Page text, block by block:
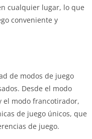
cualquier lugar, lo que
conveniente y
de modos de juego
Desde el modo
el modo francotirador,
de juego únicos, que
de juego.